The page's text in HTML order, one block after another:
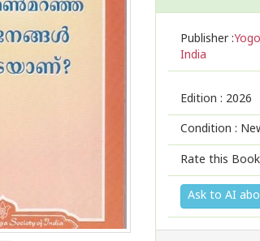
Publisher :
India
Edition : 2026
Condition :
Rate this
Ask to AI